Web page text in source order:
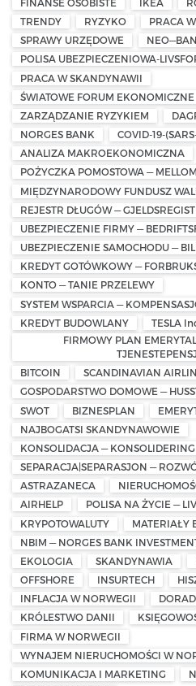
FINANSE OSOBISTE
IKEA
TRENDY
RYZYKO
PRACA
SPRAWY URZĘDOWE
POLISA UBEZPIECZENIOWA-
PRACA W SKANDYNAWII
ŚWIATOWE FORUM EKONOMICZNE
ZARZĄDZANIE RYZYKIEM
NORGES BANK
COVID-19-
ANALIZA MAKROEKONOMICZNA
POŻYCZKA POMOSTOWA —
MIĘDZYNARODOWY FUNDUSZ
REJESTR DŁUGÓW —
UBEZPIECZENIE FIRMY —
UBEZPIECZENIE SAMOCHODU —
KREDYT GOTÓWKOWY —
KONTO — TANIE PRZELEWY
SYSTEM WSPARCIA —
KREDYT BUDOWLANY
TESLA
FIRMOWY PLAN
BITCOIN
SCANDINAVIAN
GOSPODARSTWO DOMOWE —
SWOT
BIZNESPLAN
NAJBOGATSI SKANDYNAWOWIE
KONSOLIDACJA — KONSOLIDERING
SEPARACJA|SEPARASJON —
ASTRAZANECA
AIRHELP
POLISA NA ŻYCIE —
KRYPOTOWALUTY
MATERIAŁY
NBIM — NORGES BANK
EKOLOGIA
SKANDYNAWIA
OFFSHORE
INSURTECH
INFLACJA W NORWEGII
KRÓLESTWO DANII
FIRMA W NORWEGII
WYNAJEM NIERUCHOMOŚCI W
KOMUNIKACJA I MARKETING